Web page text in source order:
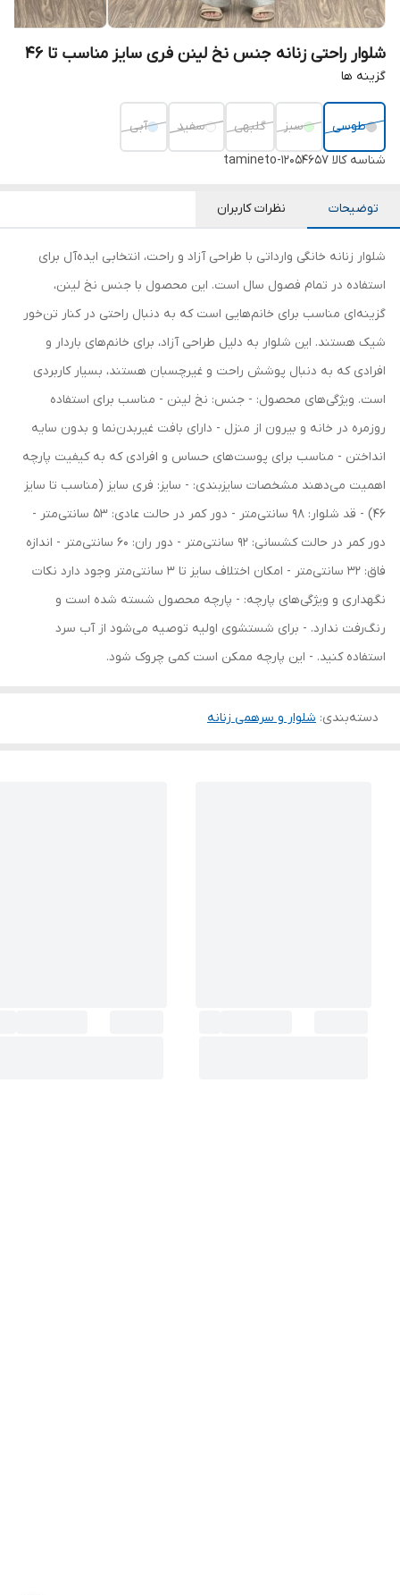
شلوار راحتی زنانه جنس نخ لینن فری سایز مناسب تا 46
گزینه ها
طوسی سبز گلبهی سفید
آبی
شناسه کالا tamineto-12054657
توضیحات نظرات کاربران
شلوار زنانه خانگی وارداتی با طراحی آزاد و راحت، انتخابی ایده‌آل برای
استفاده در تمام فصول سال است. این محصول با جنس نخ لینن،
گزینه‌ای مناسب برای خانم‌هایی است که به دنبال راحتی در کنار تن‌خور
شیک هستند. این شلوار به دلیل طراحی آزاد، برای خانم‌های باردار و
افرادی که به دنبال پوشش راحت و غیرچسبان هستند، بسیار کاربردی
است. ویژگی‌های محصول: - جنس: نخ لینن - مناسب برای استفاده
روزمره در خانه و بیرون از منزل - دارای بافت غیربدن‌نما و بدون سایه
انداختن - مناسب برای پوست‌های حساس و افرادی که به کیفیت پارچه
اهمیت می‌دهند مشخصات سایزبندی: - سایز: فری سایز (مناسب تا سایز
46) - قد شلوار: 98 سانتی‌متر - دور کمر در حالت عادی: 53 سانتی‌متر -
دور کمر در حالت کشسانی: 92 سانتی‌متر - دور ران: 60 سانتی‌متر - اندازه
فاق: 32 سانتی‌متر - امکان اختلاف سایز تا 3 سانتی‌متر وجود دارد نکات
نگهداری و ویژگی‌های پارچه: - پارچه محصول شسته شده است و
رنگ‌رفت ندارد. - برای شستشوی اولیه توصیه می‌شود از آب سرد
استفاده کنید. - این پارچه ممکن است کمی چروک شود.
دسته‌بندی: شلوار و سرهمی زنانه